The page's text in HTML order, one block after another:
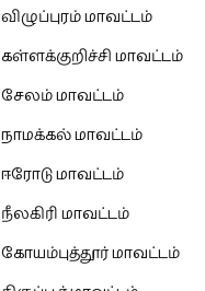
விழுப்புரம் மாவட்டம்
கள்ளக்குறிச்சி மாவட்டம்
சேலம் மாவட்டம்
நாமக்கல் மாவட்டம்
ஈரோடு மாவட்டம்
நீலகிரி மாவட்டம்
கோயம்புத்தூர் மாவட்டம்